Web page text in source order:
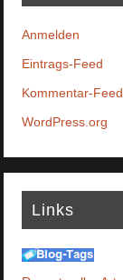
Anmelden
Eintrags-Feed
Kommentar-Feed
WordPress.org
Links